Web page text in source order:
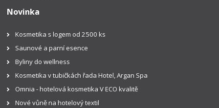
Novinka
Kosmetika s logem od 2500 ks
Saunové a parní esence
Byliny do wellness
Kosmetika v tubičkách řada Hotel, Argan Spa
Omnia - hotelová kosmetika V ECO kvalitě
Nové vůně na hotelový textil